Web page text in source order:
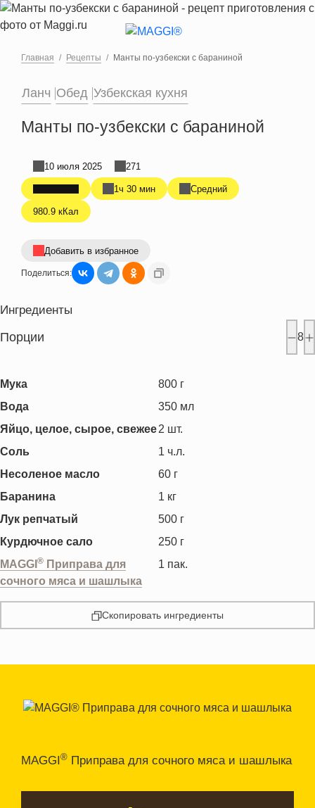
Перейти к основному содержанию
Главная Рецепты Манты по-узбекски с бараниной
Ланч Обед Узбекская кухня
Манты по-узбекски с бараниной
1ч 30 мин Средний
980.9 кКал
10 июля 2025 271
Добавить в избранное
Поделиться:
Ингредиенты
Порции 8
Мука 800 г
Вода
350 мл
Яйцо, целое, сырое, свежее2 шт.
Соль
1 ч.л.
Несоленое масло
60 г
Баранина
1 кг
Лук репчатый
500 г
Курдючное сало
250 г
MAGGI ® Приправа для
сочного мяса и шашлыка
1 пак.
Скопировать ингредиенты
MAGGI® Приправа для сочного мяса и шашлыка